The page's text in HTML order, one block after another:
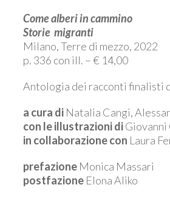
Come alberi in cammino
Storie migranti
Milano, Terre di mezzo, 2022
p. 336 con ill. – € 14,00
Antologia dei racconti finalisti
a cura di Natalia Cangi,
con le illustrazioni diGiovanni
in collaborazione con Laura
prefazione Monica Massari
postfazione Elona Aliko